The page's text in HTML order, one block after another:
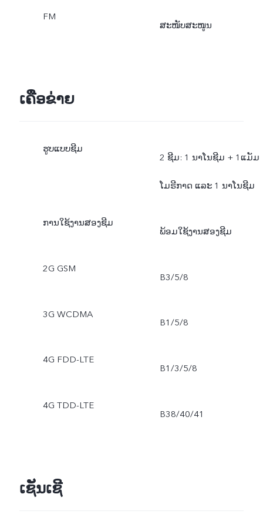
FM
ສະໜັບສະໜູນ
ເຄືອຂ່າຍ
ຮູບແບບຊີມ
2 ຊີມ: 1 ນາໂນຊີມ + 1ແມັມ
ໂມຣີກາດ ແລະ 1 ນາໂນຊີມ
ການໃຊ້ງານສອງຊີມ
ພ້ອມໃຊ້ງານສອງຊີມ
2G GSM
B3/5/8
3G WCDMA
B1/5/8
4G FDD-LTE
B1/3/5/8
4G TDD-LTE
B38/40/41
ເຊັນເຊີ